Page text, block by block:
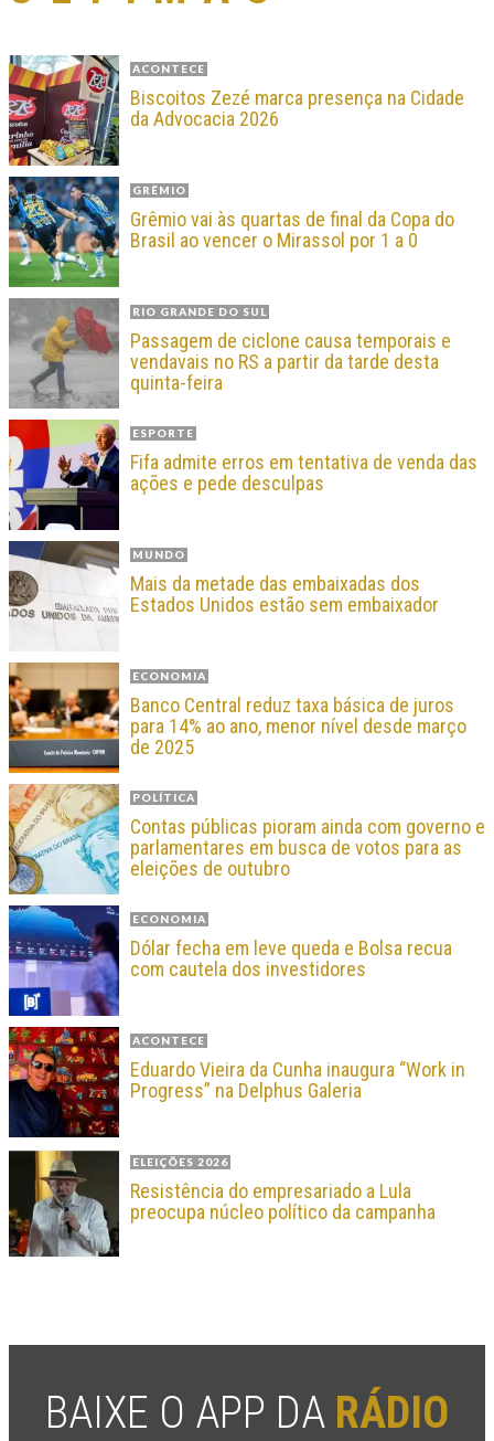
ACONTECE
Biscoitos Zezé marca presença na Cidade
da Advocacia 2026
GRÊMIO
Grêmio vai às quartas de final da Copa do
Brasil ao vencer o Mirassol por 1 a 0
RIO GRANDE DO SUL
Passagem de ciclone causa temporais e
vendavais no RS a partir da tarde desta
quinta-feira
ESPORTE
Fifa admite erros em tentativa de venda das
ações e pede desculpas
MUNDO
Mais da metade das embaixadas dos
Estados Unidos estão sem embaixador
ECONOMIA
Banco Central reduz taxa básica de juros
para 14% ao ano, menor nível desde março
de 2025
POLÍTICA
Contas públicas pioram ainda com governo e
parlamentares em busca de votos para as
eleições de outubro
ECONOMIA
Dólar fecha em leve queda e Bolsa recua
com cautela dos investidores
ACONTECE
Eduardo Vieira da Cunha inaugura “Work in
Progress” na Delphus Galeria
ELEIÇÕES 2026
Resistência do empresariado a Lula
preocupa núcleo político da campanha
BAIXE O APP DA RÁDIO